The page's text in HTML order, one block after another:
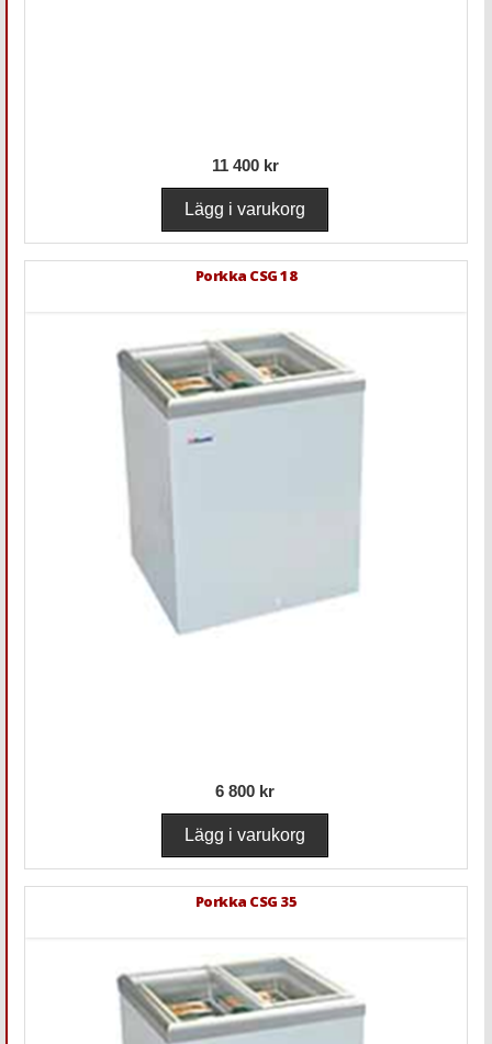
11 400 kr
Porkka CSG 18
6 800 kr
Porkka CSG 35